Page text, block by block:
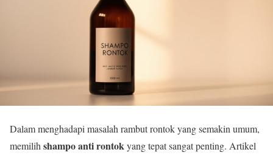
Dalam menghadapi masalah rambut rontok yang semakin umum,
memilih shampo anti rontokyang tepat sangat penting. Artikel